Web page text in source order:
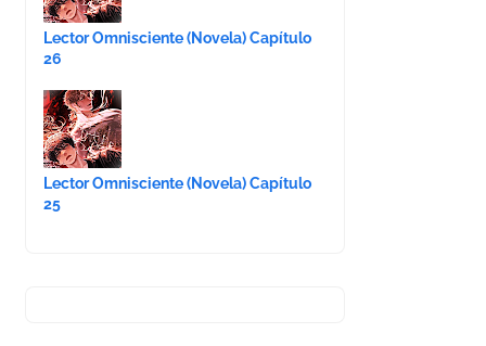
Lector Omnisciente (Novela) Capítulo
26
Lector Omnisciente (Novela) Capítulo
25